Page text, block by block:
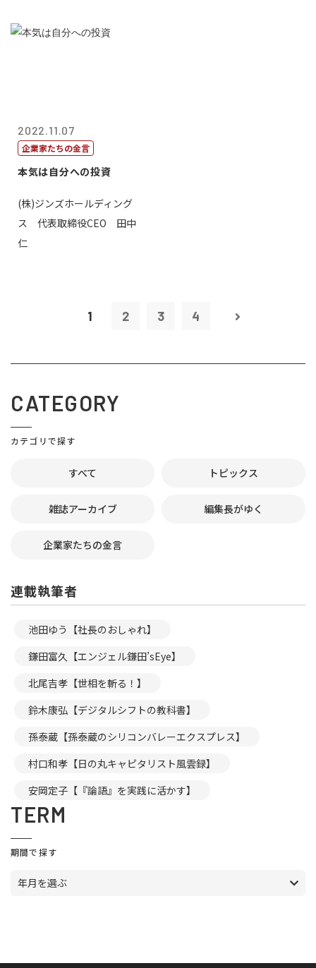
2022.11.07
企業家たちの金言
本気は自分への投資
(株)ジンズホールディング
ス 代表取締役CEO 田中
仁
1 2 3 4
CATEGORY
カテゴリで探す
すべて トピックス
雑誌アーカイブ 編集長がゆく
企業家たちの金言
連載執筆者
池田ゆう【社長のおしゃれ】
鎌田富久【エンジェル鎌田’sEye】
北尾吉孝【世相を斬る！】
鈴木康弘【デジタルシフトの教科書】
孫泰蔵【孫泰蔵のシリコンバレーエクスプレス】
村口和孝【日の丸キャピタリスト風雲録】
安岡定子【『論語』を実践に活かす】
TERM
期間で探す
年月を選ぶ